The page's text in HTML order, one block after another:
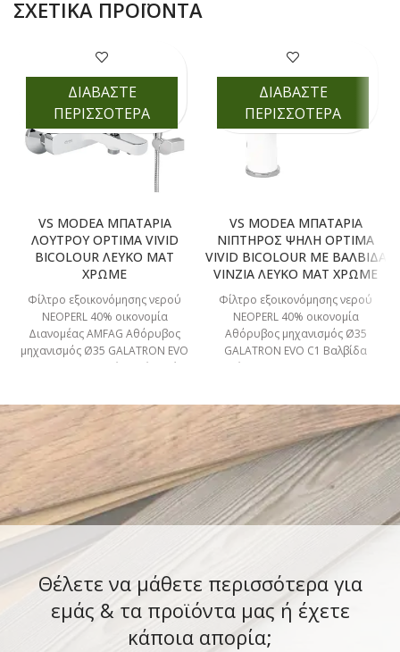
ΣΧΕΤΙΚΆ ΠΡΟΪΌΝΤΑ
VS MODEA ΜΠΑΤΑΡΙΑ
ΛΟΥΤΡΟΥ OPTIMA VIVID
BICOLOUR ΛΕΥΚΟ ΜΑΤ
ΧΡΩΜΕ
Φίλτρο εξοικονόμησης νερού
NEOPERL 40% οικονομία
Διανομέας AMFAG Αθόρυβος
μηχανισμός Ø35 GALATRON EVO
C1 Ηλεκτροστατική βαφή Ροζέτα
ΔΙΑΒΑΣΤΕ
ΠΕΡΙΣΣΟΤΕΡΑ
VS MODEA ΜΠΑΤΑΡΙΑ
ΝΙΠΤΗΡΟΣ ΨΗΛΗ OPTIMA
VIVID BICOLOUR ΜΕ ΒΑΛΒΙΔΑ
VINZIA ΛΕΥΚΟ ΜΑΤ ΧΡΩΜΕ
Φίλτρο εξοικονόμησης νερού
NEOPERL 40% οικονομία
Αθόρυβος μηχανισμός Ø35
GALATRON EVO C1 Βαλβίδα
πλήρης 1″1/4 click system Με
ΔΙΑΒΑΣΤΕ
ΠΕΡΙΣΣΟΤΕΡΑ
Θέλετε να μάθετε περισσότερα για
εμάς & τα προϊόντα μας ή έχετε
κάποια απορία;